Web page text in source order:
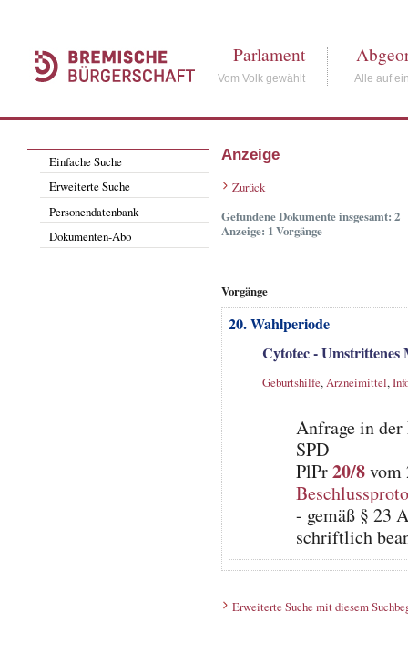
Parlament
Vom Volk gewählt Alle auf
Einfache Suche
Erweiterte Suche
Personendatenbank
Dokumenten-Abo
Anzeige
Zurück
Gefundene Dokumente insgesamt: 2
Anzeige: 1 Vorgänge
Vorgänge
20. Wahlperiode
Cytotec -
Geburtshilfe,Arzneimittel,
Anfrage in
SPD
PlPr20/8vom
- gemäß § 23
schriftlich
Erweiterte Suche mit diesem